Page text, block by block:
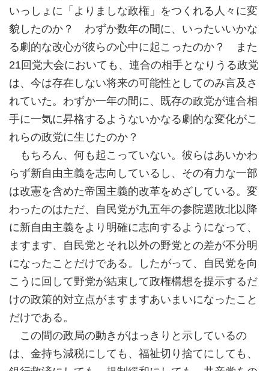
いっしょに「よりましな政権」をつくれる人々に変
貌したのか？ わずか数年の間に、いったいいかな
る劇的な改心が彼らの心中に起こったのか？ また
21回党大会においても、連合の相手となりうる政党
は、今は存在しない将来の可能性としてのみ言及さ
れていた。わずか一年の間に、既存の政党が連合相
手に一気に昇格するようないかなる劇的な変化がこ
れらの政党に生じたのか？
もちろん、何も起こっていない。彼らはあいかわ
らず新自由主義を志向しているし、その有力な一部
は改憲を含めた帝国主義的改革をめざしている。変
わったのはただ、自民党が九五年の参院選敗北以降
に新自由主義をより明確に志向するようになって、
ますます、自民党とそれ以外の野党との差が不分明
になったことだけである。したがって、自民党を向
こうに回して野党が結束して政権構想を提示するだ
けの政策的対立点がますますあいまいになったこと
だけである。
この間の政局の動きがはっきりと示しているの
は、金持ち減税にしても、福祉切り捨てにしても、